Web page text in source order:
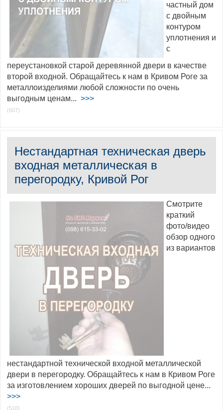
частный дом
с двойным
контуром
уплотнения и
с
переустановкой старой деревянной двери в качестве
второй входной. Обращайтесь к нам в Кривом Роге за
металлоизделиями любой сложности по очень
выгодным ценам... >>>
(607)
Нестандартная техническая дверь
входная металлическая в
перегородку, Кривой Рог
Смотрите
краткий
фото/видео
обзор одного
из вариантов
нестандартной технической входной металлической
двери в перегородку. Обращайтесь к нам в Кривом Роге
за изготовлением хороших дверей по выгодной цене...
>>>
(510)